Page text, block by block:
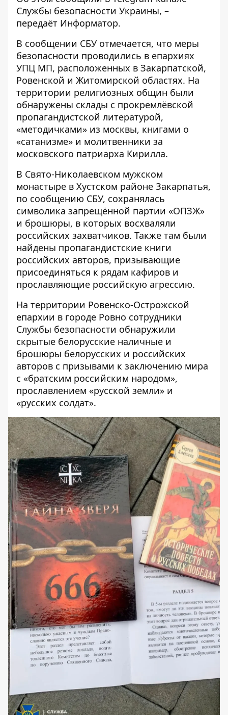
Службы безопасности Украины, –
передаёт Информатор.
В сообщении СБУ отмечается, что меры
безопасности проводились в епархиях
УПЦ МП, расположенных в Закарпатской,
Ровенской и Житомирской областях. На
территории религиозных общин были
обнаружены склады с прокремлёвской
пропагандистской литературой,
«методичками» из москвы, книгами о
«сатанизме» и молитвенники за
московского патриарха Кирилла.
В Свято-Николаевском мужском
монастыре в Хустском районе Закарпатья,
по сообщению СБУ, сохранялась
символика запрещённой партии «ОПЗЖ»
и брошюры, в которых восхваляли
российских захватчиков. Также там были
найдены пропагандистские книги
российских авторов, призывающие
присоединяться к рядам кафиров и
прославляющие российскую агрессию.
На территории Ровенско-Острожской
епархии в городе Ровно сотрудники
Службы безопасности обнаружили
скрытые белорусские наличные и
брошюры белорусских и российских
авторов с призывами к заключению мира
с «братским российским народом»,
прославлением «русской земли» и
«русских солдат».